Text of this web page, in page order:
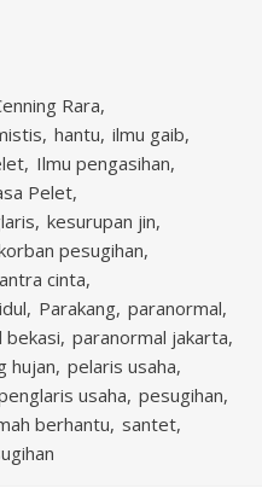
Rara
hantu ilmu gaib
Ilmu pengasihan
Pelet
kesurupan jin
pesugihan
cinta
Parakang paranormal
bekasi paranormal jakarta
hujan pelaris usaha
usaha pesugihan
berhantu santet